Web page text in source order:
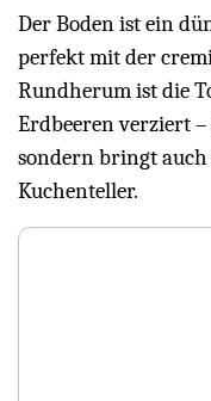
Der Boden ist ein
perfekt mit der
Rundherum ist die
Erdbeeren verziert
sondern bringt
Kuchenteller.